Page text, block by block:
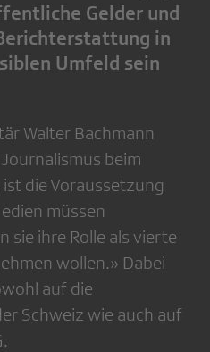
Gelder und
in
Umfeld sein
Walter Bachmann
beim
die Voraussetzung
müssen
sie ihre Rolle als vierte
wollen.» Dabei
auf die
Schweiz wie auch auf